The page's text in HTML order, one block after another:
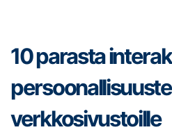
10 parasta
verkkosivustoille